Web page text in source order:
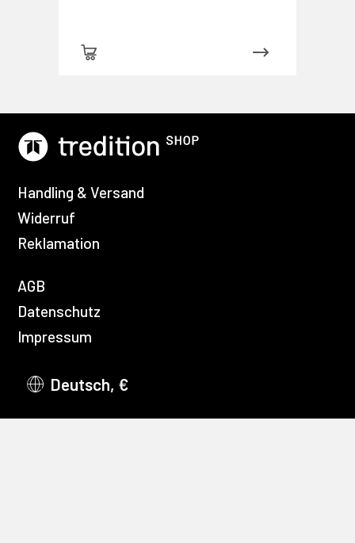
Handling & Versand
Widerruf
Reklamation
AGB
Datenschutz
Impressum
Deutsch, €